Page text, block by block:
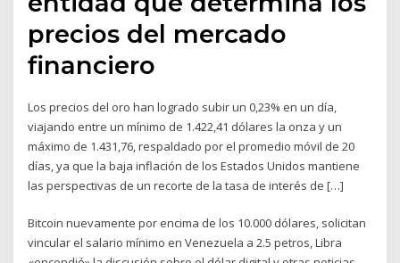
precios del mercado
financiero
Los precios del oro han logrado subir un 0,23% en un día,
viajando entre un mínimo de 1.422,41 dólares la onza y un
máximo de 1.431,76, respaldado por el promedio móvil de 20
días, ya que la baja inflación de los Estados Unidos mantiene
las perspectivas de un recorte de la tasa de interés de […]
Bitcoin nuevamente por encima de los 10.000 dólares, solicitan
vincular el salario mínimo en Venezuela a 2.5 petros, Libra